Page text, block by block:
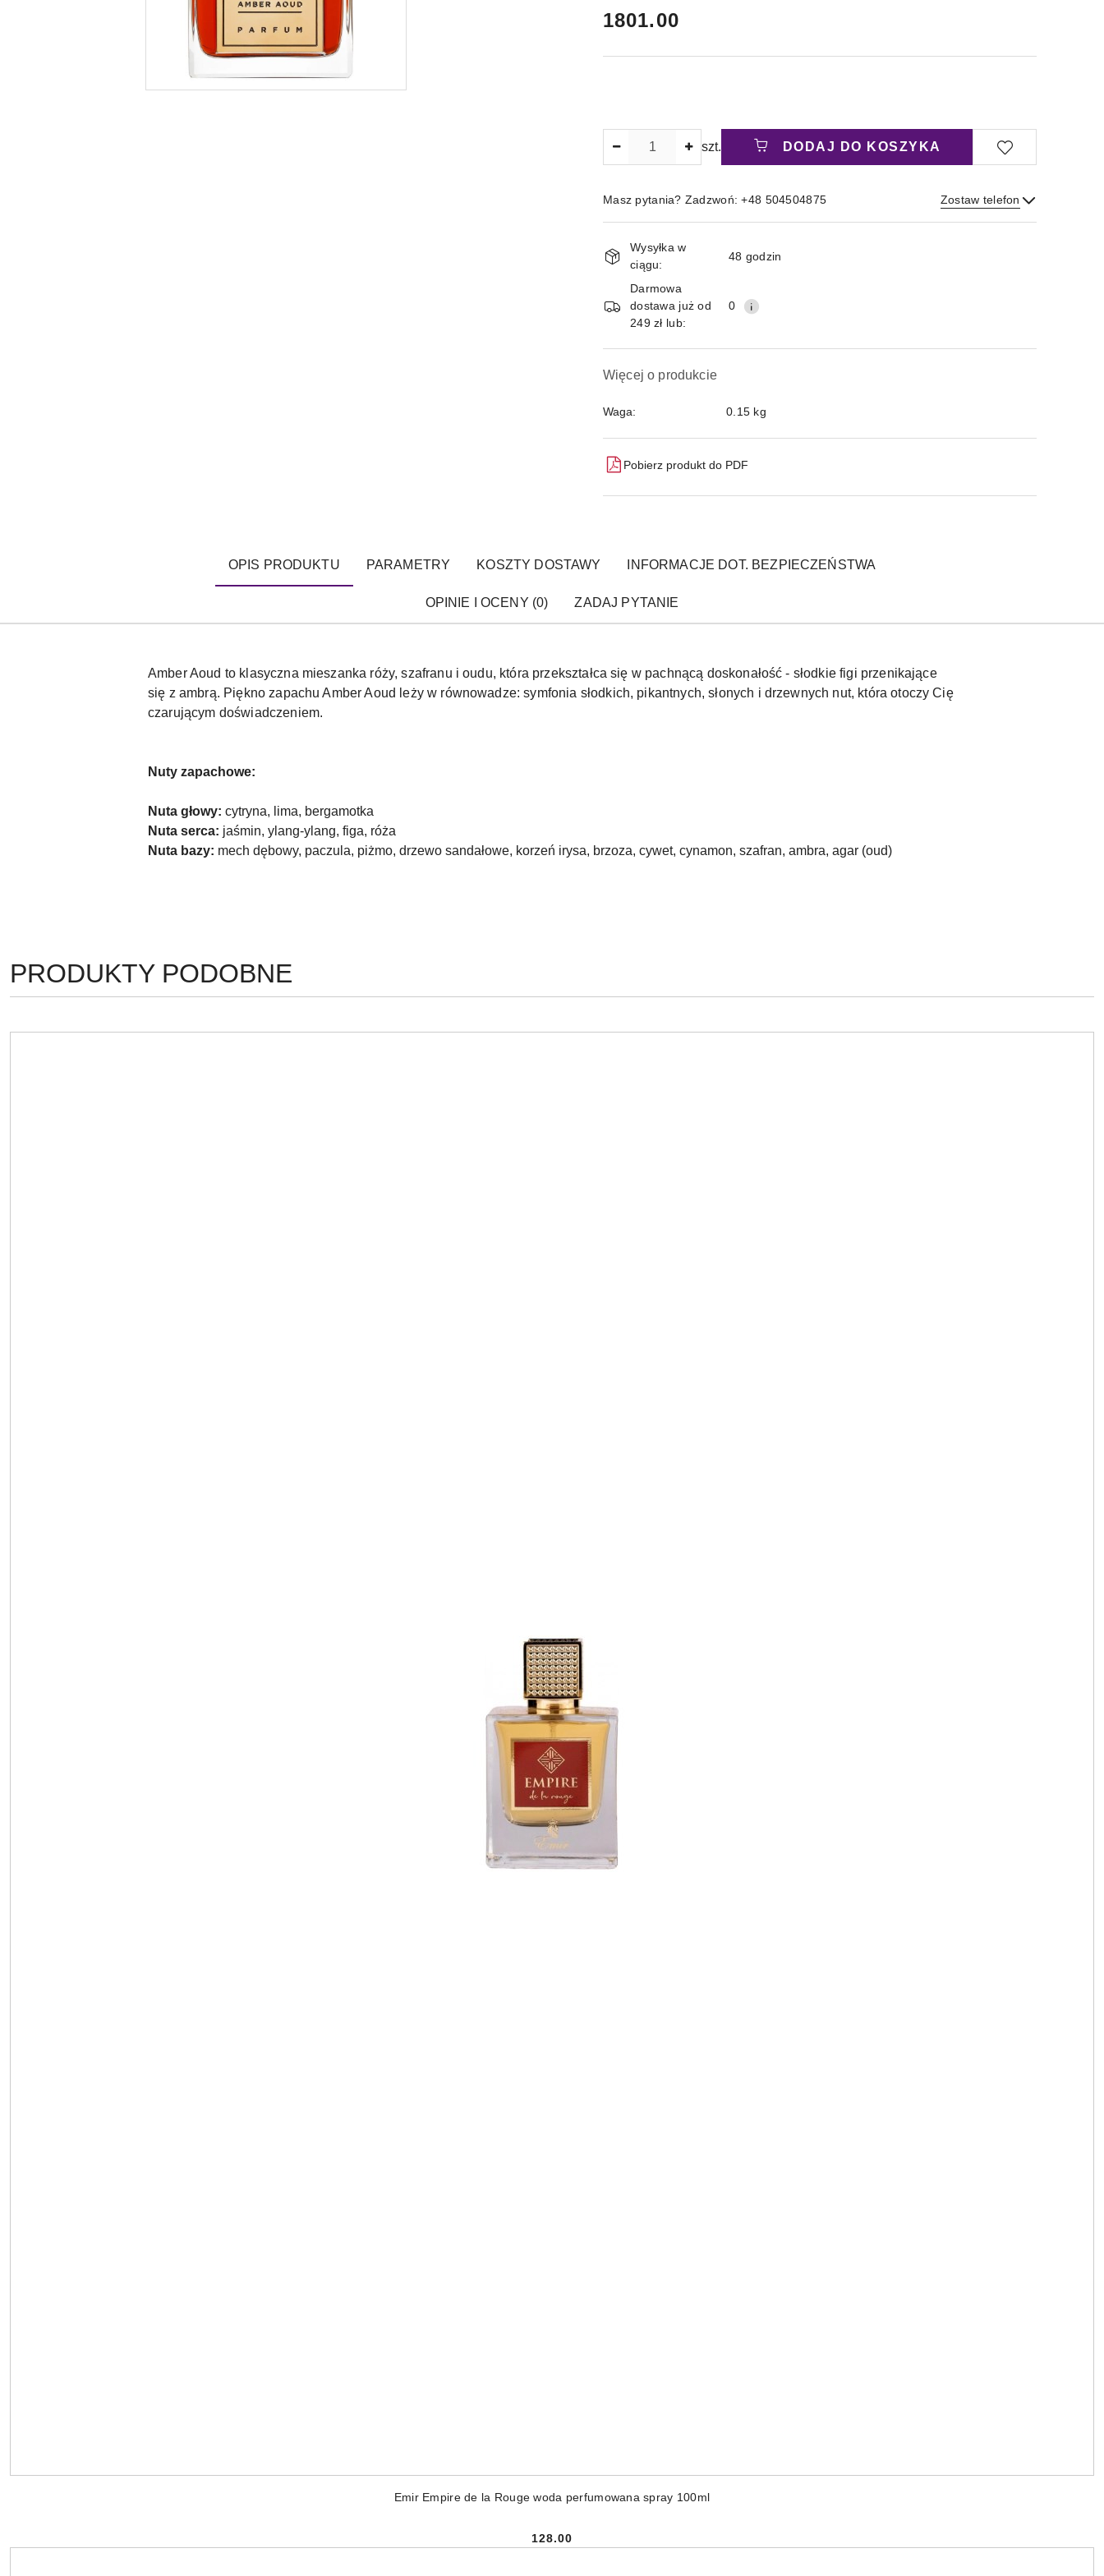
cena:
1801.00
szt. DODAJ DO KOSZYKA
Masz pytania? Zadzwoń: +48 504504875 Zostaw telefon
Wyślij
i
dostawa
Wysyłka w
ciągu:
48 godzin
Darmowa
dostawa już od
249 zł lub:
0
Więcej o produkcie
Waga: 0.15 kg
Pobierz produkt do PDF
OPIS PRODUKTU PARAMETRY KOSZTY DOSTAWY INFORMACJE DOT. BEZPIECZEŃSTWA
OPINIE I OCENY (0) ZADAJ PYTANIE
Amber Aoud to klasyczna mieszanka róży, szafranu i oudu, która przekształca się w pachnącą doskonałość - słodkie figi przenikające
się z ambrą. Piękno zapachu Amber Aoud leży w równowadze: symfonia słodkich, pikantnych, słonych i drzewnych nut, która otoczy Cię
czarującym doświadczeniem.
Nuty zapachowe:
Nuta głowy: cytryna, lima, bergamotka
Nuta serca: jaśmin, ylang-ylang, figa, róża
Nuta bazy: mech dębowy, paczula, piżmo, drzewo sandałowe, korzeń irysa, brzoza, cywet, cynamon, szafran, ambra, agar (oud)
Pomiń karuzelę produktów
PRODUKTY
O
STATUSIE:
PRODUKTY PODOBNE
Emir Empire de la Rouge woda perfumowana spray 100ml
Cena:
128.00